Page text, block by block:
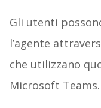
Gli utenti
l’agente
che utilizzano
Microsoft Teams.